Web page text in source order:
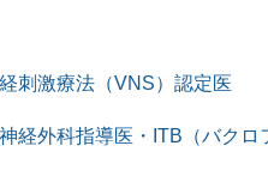
刺激療法（VNS）認定医
経外科指導医・ITB（バク